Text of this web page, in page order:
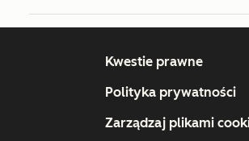
Kwestie prawne
Polityka prywatności
Zarządzaj plikami